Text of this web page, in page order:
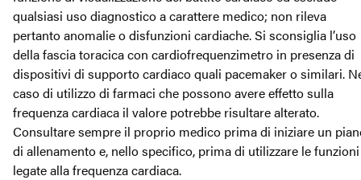
qualsiasi uso diagnostico a carattere medico; non rileva
pertanto anomalie o disfunzioni cardiache. Si sconsiglia l’uso
della fascia toracica con cardiofrequenzimetro in presenza di
dispositivi di supporto cardiaco quali pacemaker o similari.
caso di utilizzo di farmaci che possono avere effetto sulla
frequenza cardiaca il valore potrebbe risultare alterato.
Consultare sempre il proprio medico prima di iniziare un
di allenamento e, nello specifico, prima di utilizzare le funzioni
legate alla frequenza cardiaca.